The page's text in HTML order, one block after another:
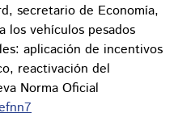
secretario de Economía,
los vehículos pesados
aplicación de incentivos
reactivación del
Norma Oficial